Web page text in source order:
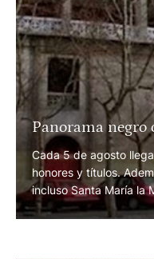
Panorama negro
Cada 5 de agosto
honores y títulos.
incluso Santa María la
más grande. Pero la